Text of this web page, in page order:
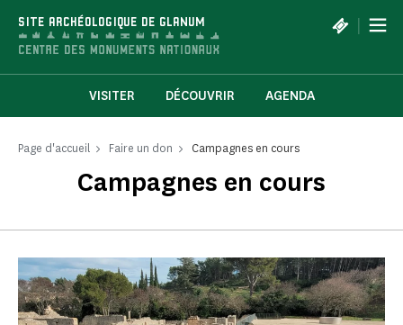
SITE ARCHÉOLOGIQUE DE GLANUM |
VISITER DÉCOUVRIR AGENDA
Page d'accueil Faire un don Campagnes en cours
Campagnes en cours